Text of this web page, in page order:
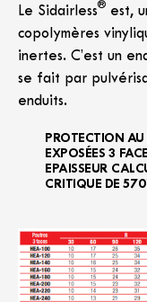
Le Sidairless® est,
copolymères
inertes. C’est un
se fait par
enduits.
PROTECTION AU
EXPOSÉES 3
EPAISSEUR
CRITIQUE DE